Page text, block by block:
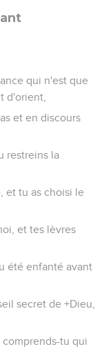
qui n'est que
d'orient,
et en discours
restreins la
et tu as choisi le
et tes lèvres
été enfanté avant
secret de +Dieu,
comprends-tu qui